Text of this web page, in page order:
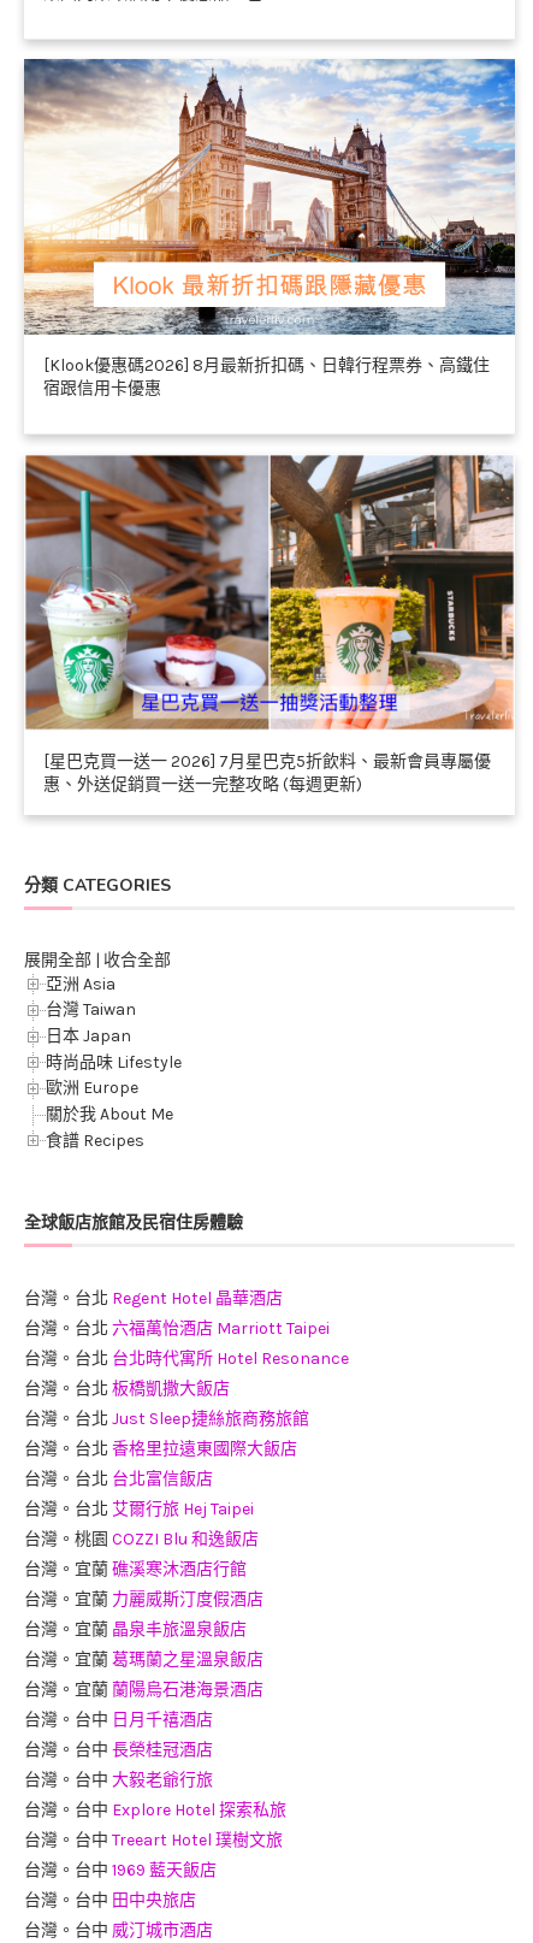
[Klook優惠碼2026] 8月最新折扣碼、日韓行程票券、高鐵住
宿跟信用卡優惠
[星巴克買一送一 2026] 7月星巴克5折飲料、最新會員專屬優
惠、外送促銷買一送一完整攻略 (每週更新)
分類 CATEGORIES
展開全部 | 收合全部
亞洲 Asia
台灣 Taiwan
日本 Japan
時尚品味 Lifestyle
歐洲 Europe
關於我 About Me
食譜 Recipes
全球飯店旅館及民宿住房體驗
台灣。台北 Regent Hotel 晶華酒店
台灣。台北 六福萬怡酒店 Marriott Taipei
台灣。台北 台北時代寓所 Hotel Resonance
台灣。台北 板橋凱撒大飯店
台灣。台北 Just Sleep捷絲旅商務旅館
台灣。台北 香格里拉遠東國際大飯店
台灣。台北 台北富信飯店
台灣。台北 艾爾行旅 Hej Taipei
台灣。桃園 COZZI Blu 和逸飯店
台灣。宜蘭礁溪寒沐酒店行館
台灣。宜蘭 力麗威斯汀度假酒店
台灣。宜蘭 晶泉丰旅溫泉飯店
台灣。宜蘭葛瑪蘭之星溫泉飯店
台灣。宜蘭蘭陽烏石港海景酒店
台灣。台中 日月千禧酒店
台灣。台中 長榮桂冠酒店
台灣。台中 大毅老爺行旅
台灣。台中 Explore Hotel 探索私旅
台灣。台中 Treeart Hotel 璞樹文旅
台灣。台中 1969 藍天飯店
台灣。台中 田中央旅店
台灣。台中 威汀城市酒店